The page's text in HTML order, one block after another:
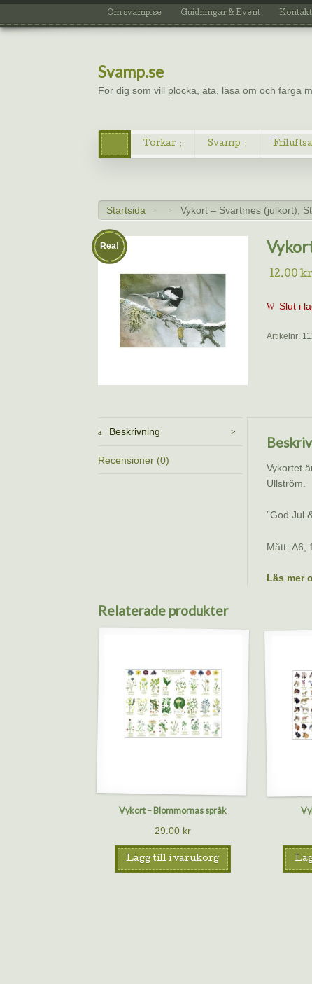
Om svamp.se Guidningar & Event Kontakt
Svamp.se
För dig som vill plocka, äta, läsa om och färga
Torkar Svamp
Startsida > > Vykort – Svartmes (julkort),
Rea!
12.00kr
Slut i
Artikelnr:
Beskrivning
Recensioner (0)
Vykortet
Ullström.
”God Jul
Mått: A6,
Läs mer
Relaterade produkter
Vykort – Blommornas språk
29.00 kr
Lägg till i varukorg